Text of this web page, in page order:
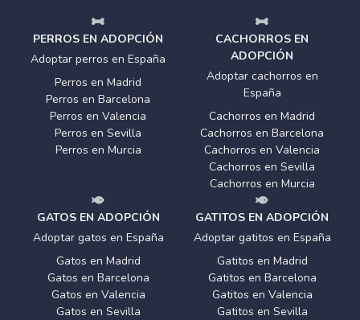
PERROS EN ADOPCIÓN
Adoptar perros en España
Perros en Madrid
Perros en Barcelona
Perros en Valencia
Perros en Sevilla
Perros en Murcia
CACHORROS EN
ADOPCIÓN
Adoptar cachorros en
España
Cachorros en Madrid
Cachorros en Barcelona
Cachorros en Valencia
Cachorros en Sevilla
Cachorros en Murcia
GATOS EN ADOPCIÓN
Adoptar gatos en España
Gatos en Madrid
Gatos en Barcelona
Gatos en Valencia
Gatos en Sevilla
GATITOS EN ADOPCIÓN
Adoptar gatitos en España
Gatitos en Madrid
Gatitos en Barcelona
Gatitos en Valencia
Gatitos en Sevilla